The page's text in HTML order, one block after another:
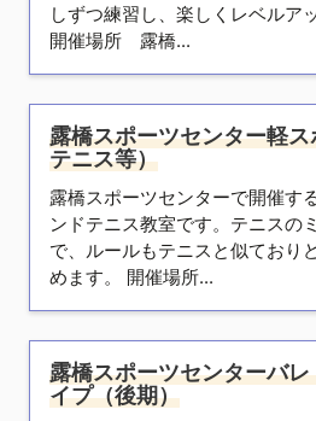
しずつ練習し、楽しくレベルア
開催場所 露橋...
露橋スポーツセンター軽
テニス等）
露橋スポーツセンターで開催す
ンドテニス教室です。テニスの
で、ルールもテニスと似ており
めます。 開催場所...
露橋スポーツセンターバ
イプ（後期）